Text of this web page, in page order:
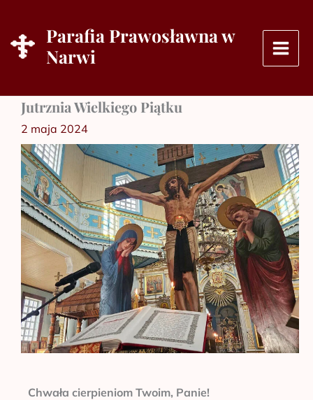
treści
Parafia Prawosławna w
Narwi
Jutrznia Wielkiego Piątku
2 maja 2024
Chwała cierpieniom Twoim, Panie!